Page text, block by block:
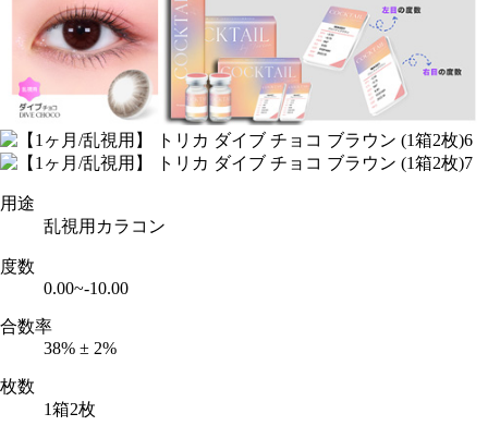
用途
乱視用カラコン
度数
0.00~-10.00
合数率
38% ± 2%
枚数
1箱2枚